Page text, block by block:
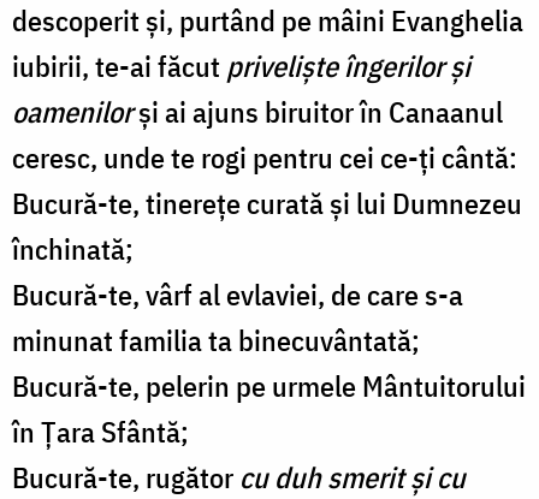
descoperit și, purtând pe mâini Evanghelia
iubirii, te-ai făcut priveliște îngerilor și
oamenilorși ai ajuns biruitor în Canaanul
ceresc, unde te rogi pentru cei ce-ți cântă:
Bucură-te, tinerețe curată și lui Dumnezeu
închinată;
Bucură-te, vârf al evlaviei, de care s-a
minunat familia ta binecuvântată;
Bucură-te, pelerin pe urmele Mântuitorului
în Țara Sfântă;
Bucură-te, rugător cu duh smerit și cu